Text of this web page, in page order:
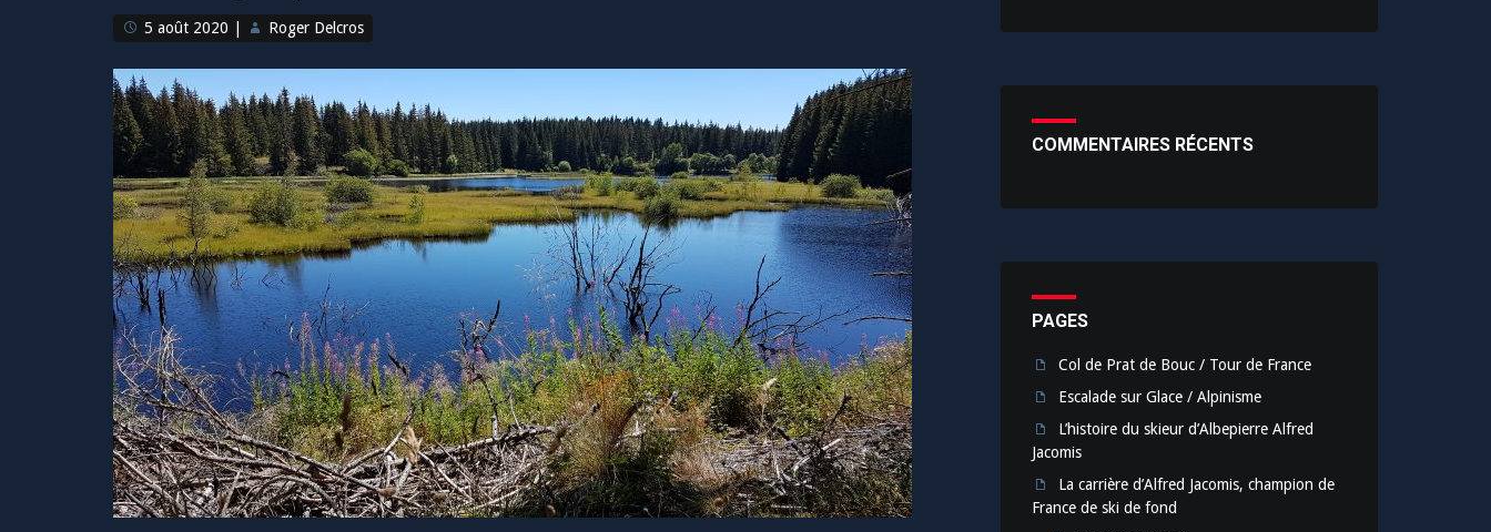
5 août 2020 Roger Delcros
COMMENTAIRES RÉCENTS
PAGES
Col de Prat de Bouc / Tour de France
Escalade sur Glace / Alpinisme
L’histoire du skieur d’Albepierre Alfred
Jacomis
La carrière d’Alfred Jacomis, champion de
France de ski de fond